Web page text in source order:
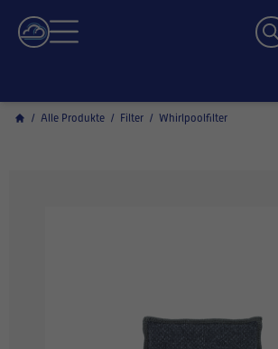
/ Alle Produkte / Filter / Whirlpoolfilter